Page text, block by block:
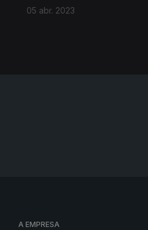
05 abr. 2023
A EMPRESA